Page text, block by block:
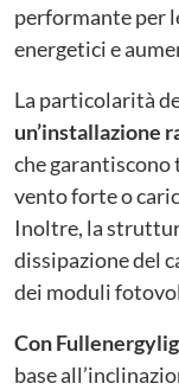
performante per
energetici e
La particolarità
un’installazione
che garantiscono
vento forte o
Inoltre, la
dissipazione del
dei moduli
Con
base